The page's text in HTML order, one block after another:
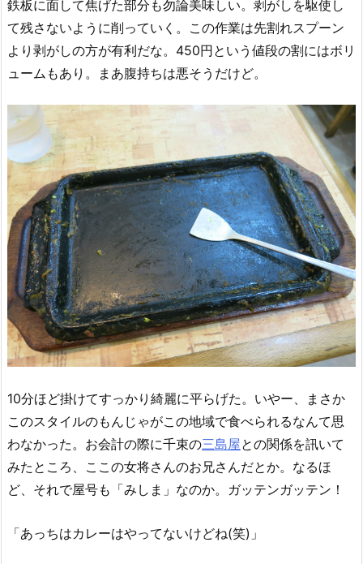
鉄板に面して焦げた部分も勿論美味しい。剥がしを駆使し
て残さないように削っていく。この作業は先割れスプーン
より剥がしの方が有利だな。450円という値段の割にはボリ
ュームもあり。まあ腹持ちは悪そうだけど。
10分ほど掛けてすっかり綺麗に平らげた。いやー、まさか
このスタイルのもんじゃがこの地域で食べられるなんて思
わなかった。お会計の際に千束の三島屋との関係を訊いて
みたところ、ここの女将さんのお兄さんだとか。なるほ
ど、それで屋号も「みしま」なのか。ガッテンガッテン！
「あっちはカレーはやってないけどね(笑)」